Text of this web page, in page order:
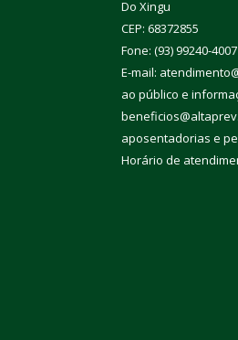
Do Xingu
CEP: 68372855
Fone: (93) 99240-4007
E-mail:
ao público e
aposentadorias e
Horário de